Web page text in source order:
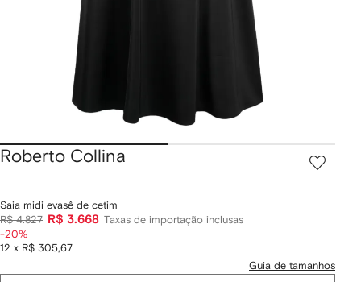
Roberto Collina
Saia midi evasê de cetim
R$ 4.827
R$ 3.668
12 x R$ 305,67
Taxas de importação inclusas
-20%
Guia de tamanhos